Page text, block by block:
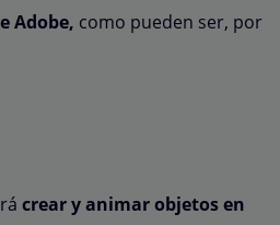
Adobe, como pueden ser, por
crear y animar objetos en